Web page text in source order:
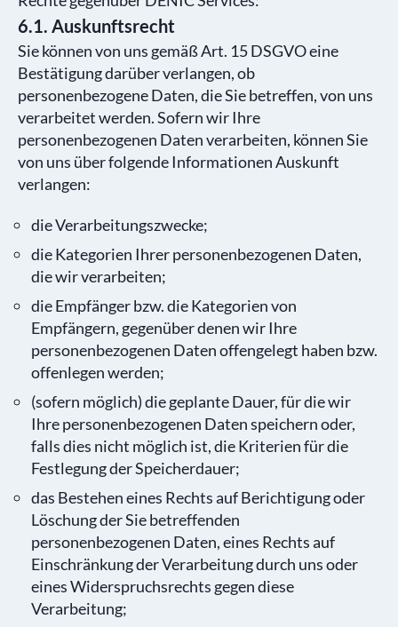
6.1. Auskunftsrecht
Sie können von uns gemäß Art. 15 DSGVO eine
Bestätigung darüber verlangen, ob
personenbezogene Daten, die Sie betreffen, von uns
verarbeitet werden. Sofern wir Ihre
personenbezogenen Daten verarbeiten, können Sie
von uns über folgende Informationen Auskunft
verlangen:
die Verarbeitungszwecke;
die Kategorien Ihrer personenbezogenen Daten,
die wir verarbeiten;
die Empfänger bzw. die Kategorien von
Empfängern, gegenüber denen wir Ihre
personenbezogenen Daten offengelegt haben bzw.
offenlegen werden;
(sofern möglich) die geplante Dauer, für die wir
Ihre personenbezogenen Daten speichern oder,
falls dies nicht möglich ist, die Kriterien für die
Festlegung der Speicherdauer;
das Bestehen eines Rechts auf Berichtigung oder
Löschung der Sie betreffenden
personenbezogenen Daten, eines Rechts auf
Einschränkung der Verarbeitung durch uns oder
eines Widerspruchsrechts gegen diese
Verarbeitung;